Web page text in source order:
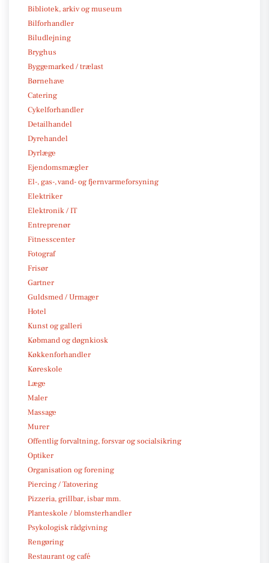
Bibliotek, arkiv og museum
Bilforhandler
Biludlejning
Bryghus
Byggemarked / trælast
Børnehave
Catering
Cykelforhandler
Detailhandel
Dyrehandel
Dyrlæge
Ejendomsmægler
El-, gas-, vand- og fjernvarmeforsyning
Elektriker
Elektronik / IT
Entreprenør
Fitnesscenter
Fotograf
Frisør
Gartner
Guldsmed / Urmager
Hotel
Kunst og galleri
Købmand og døgnkiosk
Køkkenforhandler
Køreskole
Læge
Maler
Massage
Murer
Offentlig forvaltning, forsvar og socialsikring
Optiker
Organisation og forening
Piercing / Tatovering
Pizzeria, grillbar, isbar mm.
Planteskole / blomsterhandler
Psykologisk rådgivning
Rengøring
Restaurant og café